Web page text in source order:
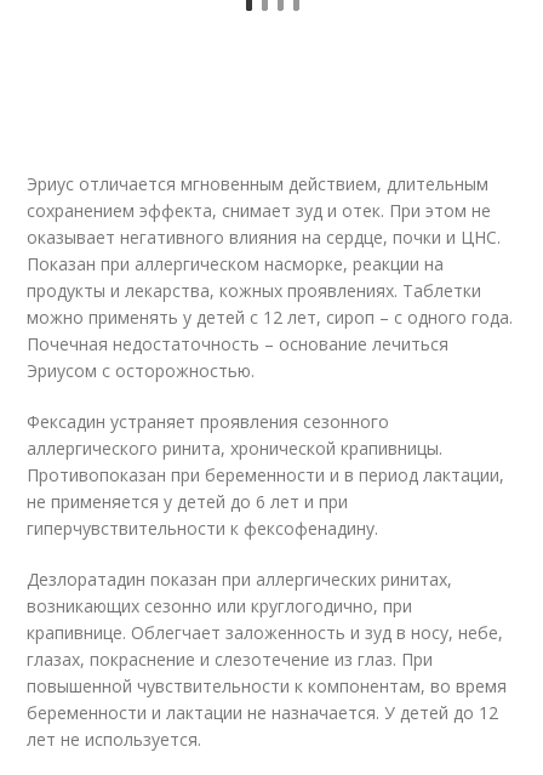
Эриус отличается мгновенным действием, длительным
сохранением эффекта, снимает зуд и отек. При этом не
оказывает негативного влияния на сердце, почки и ЦНС.
Показан при аллергическом насморке, реакции на
продукты и лекарства, кожных проявлениях. Таблетки
можно применять у детей с 12 лет, сироп – с одного года.
Почечная недостаточность – основание лечиться
Эриусом с осторожностью.
Фексадин устраняет проявления сезонного
аллергического ринита, хронической крапивницы.
Противопоказан при беременности и в период лактации,
не применяется у детей до 6 лет и при
гиперчувствительности к фексофенадину.
Дезлоратадин показан при аллергических ринитах,
возникающих сезонно или круглогодично, при
крапивнице. Облегчает заложенность и зуд в носу, небе,
глазах, покраснение и слезотечение из глаз. При
повышенной чувствительности к компонентам, во время
беременности и лактации не назначается. У детей до 12
лет не используется.